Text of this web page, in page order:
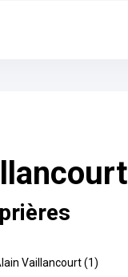
Vaillancourt (1)